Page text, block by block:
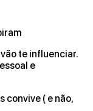
te influenciar.
e
convive ( e não,